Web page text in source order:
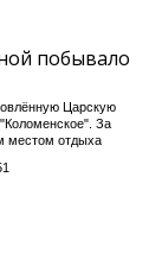
побывало
Царскую
За
местом отдыха